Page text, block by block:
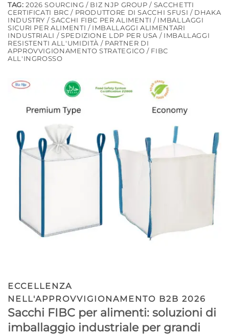
TAG: 2026 SOURCING / BIZ NJP GROUP / SACCHETTI
CERTIFICATI BRC / PRODUTTORE DI SACCHI SFUSI / DHAKA
INDUSTRY / SACCHI FIBC PER ALIMENTI / IMBALLAGGI
SICURI PER ALIMENTI / IMBALLAGGI ALIMENTARI
INDUSTRIALI / SPEDIZIONE LDP PER USA / IMBALLAGGI
RESISTENTI ALL'UMIDITÀ / PARTNER DI
APPROVVIGIONAMENTO STRATEGICO / FIBC
ALL'INGROSSO
ECCELLENZA
NELL'APPROVVIGIONAMENTO B2B 2026
Sacchi FIBC per alimenti: soluzioni di
imballaggio industriale per grandi